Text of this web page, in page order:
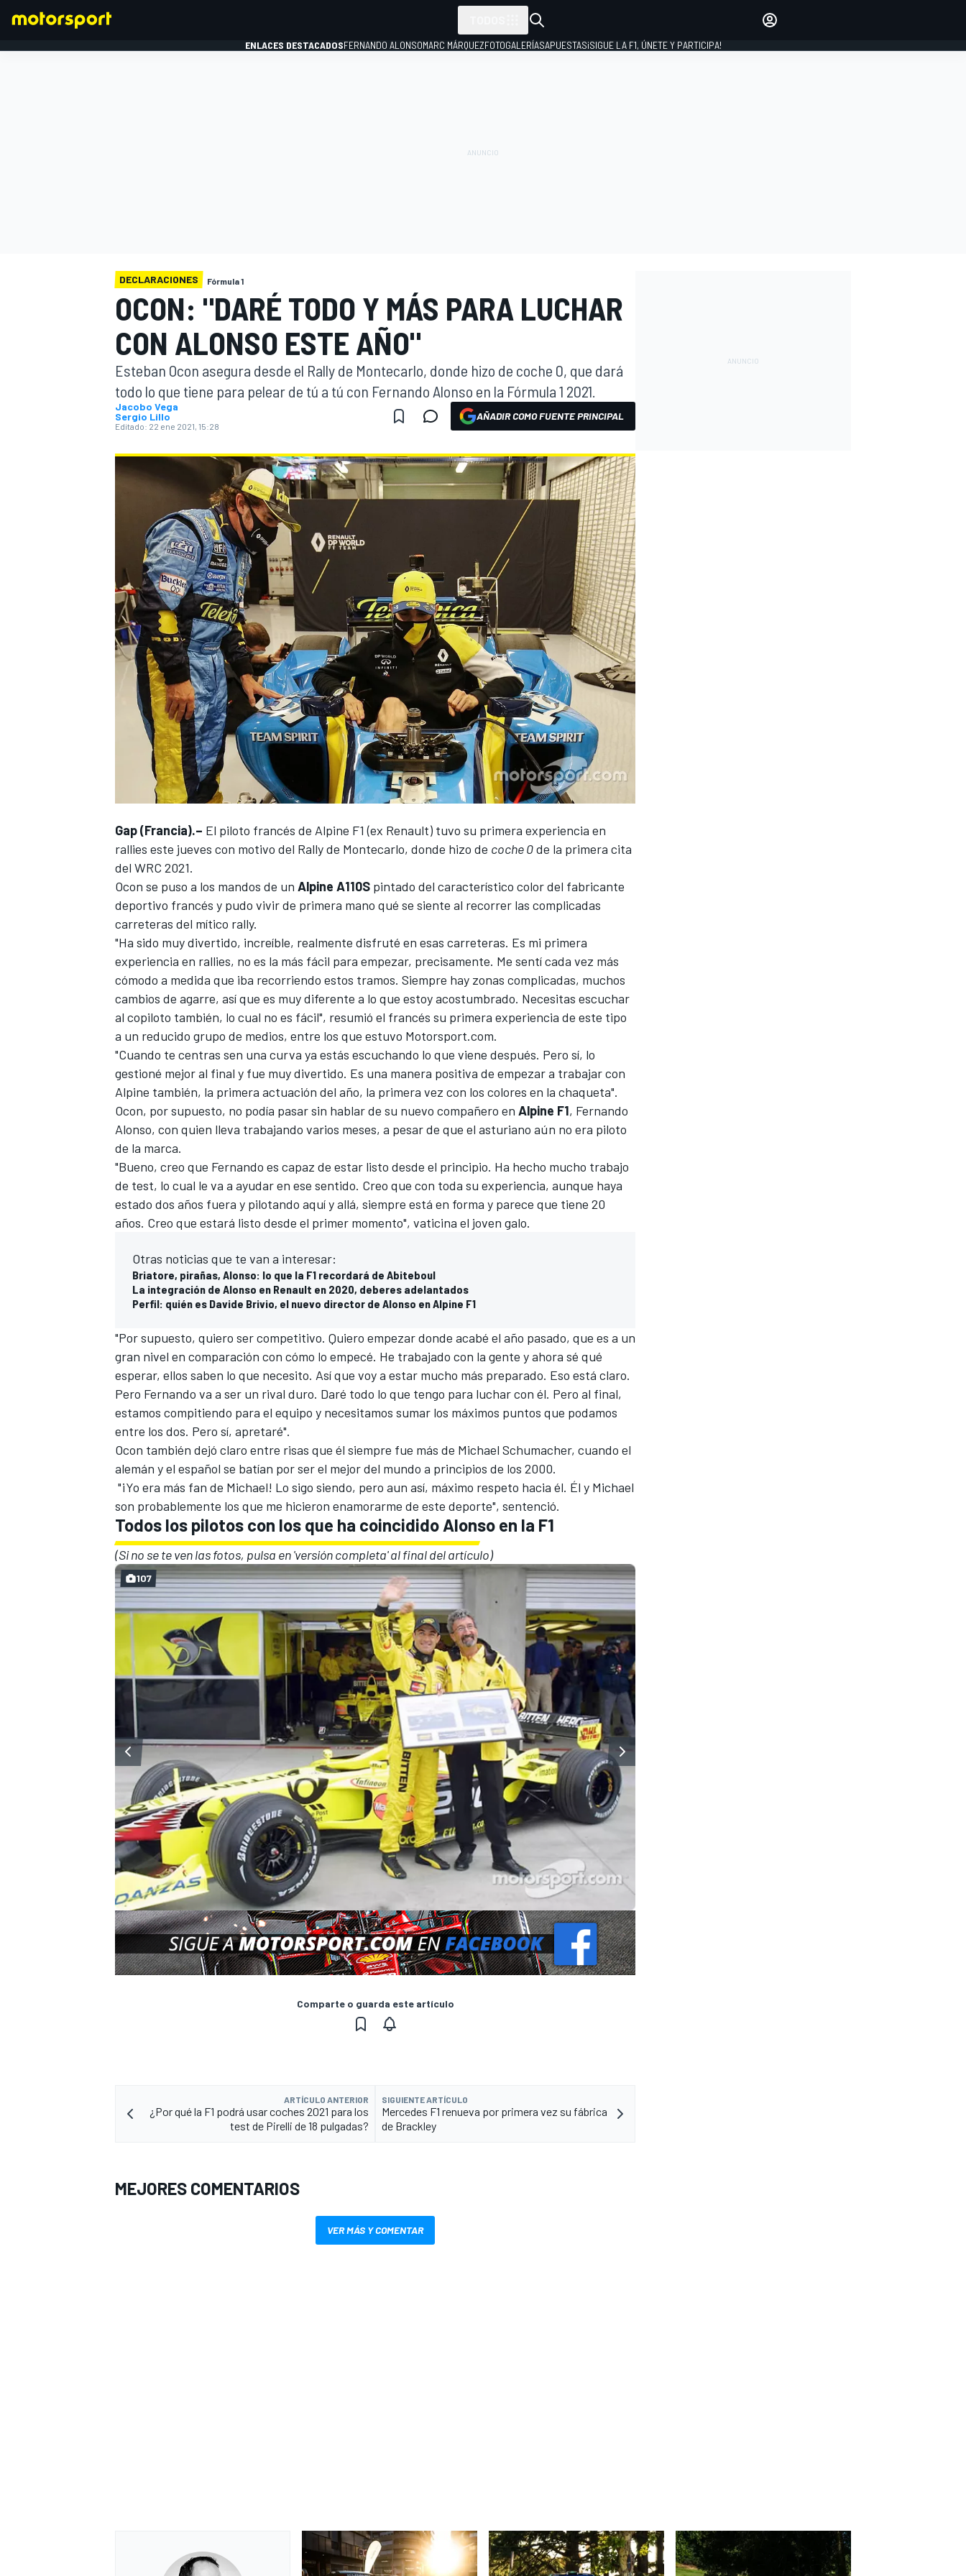
WEC FÓRMULA E
MÁS CATEGORÍAS
ENLACES DESTACADOSFERNANDO ALONSOMARC MÁRQUEZFOTOGALERÍASAPUESTAS¡SIGUE LA F1, ÚNETE Y PARTICIPA!
DECLARACIONES Fórmula 1
OCON: "DARÉ TODO Y MÁS PARA LUCHAR
CON ALONSO ESTE AÑO"
Esteban Ocon asegura desde el Rally de Montecarlo, donde hizo de coche 0, que dará
todo lo que tiene para pelear de tú a tú con Fernando Alonso en la Fórmula 1 2021.
Jacobo Vega
Sergio Lillo
Editado: 22 ene 2021, 15:28
AÑADIR COMO FUENTE PRINCIPAL
Gap (Francia).– El piloto francés de Alpine F1 (ex Renault) tuvo su primera experiencia en
rallies este jueves con motivo del Rally de Montecarlo, donde hizo de coche 0de la primera cita
del WRC 2021.
Ocon se puso a los mandos de un Alpine A110S pintado del característico color del fabricante
deportivo francés y pudo vivir de primera mano qué se siente al recorrer las complicadas
carreteras del mítico rally.
"Ha sido muy divertido, increíble, realmente disfruté en esas carreteras. Es mi primera
experiencia en rallies, no es la más fácil para empezar, precisamente. Me sentí cada vez más
cómodo a medida que iba recorriendo estos tramos. Siempre hay zonas complicadas, muchos
cambios de agarre, así que es muy diferente a lo que estoy acostumbrado. Necesitas escuchar
al copiloto también, lo cual no es fácil", resumió el francés su primera experiencia de este tipo
a un reducido grupo de medios, entre los que estuvo Motorsport.com.
"Cuando te centras sen una curva ya estás escuchando lo que viene después. Pero sí, lo
gestioné mejor al final y fue muy divertido. Es una manera positiva de empezar a trabajar con
Alpine también, la primera actuación del año, la primera vez con los colores en la chaqueta".
Ocon, por supuesto, no podía pasar sin hablar de su nuevo compañero en Alpine F1, Fernando
Alonso, con quien lleva trabajando varios meses, a pesar de que el asturiano aún no era piloto
de la marca.
"Bueno, creo que Fernando es capaz de estar listo desde el principio. Ha hecho mucho trabajo
de test, lo cual le va a ayudar en ese sentido. Creo que con toda su experiencia, aunque haya
estado dos años fuera y pilotando aquí y allá, siempre está en forma y parece que tiene 20
años. Creo que estará listo desde el primer momento", vaticina el joven galo.
Otras noticias que te van a interesar:
Briatore, pirañas, Alonso: lo que la F1 recordará de Abiteboul
La integración de Alonso en Renault en 2020, deberes adelantados
Perfil: quién es Davide Brivio, el nuevo director de Alonso en Alpine F1
"Por supuesto, quiero ser competitivo. Quiero empezar donde acabé el año pasado, que es a un
gran nivel en comparación con cómo lo empecé. He trabajado con la gente y ahora sé qué
esperar, ellos saben lo que necesito. Así que voy a estar mucho más preparado. Eso está claro.
Pero Fernando va a ser un rival duro. Daré todo lo que tengo para luchar con él. Pero al final,
estamos compitiendo para el equipo y necesitamos sumar los máximos puntos que podamos
entre los dos. Pero sí, apretaré".
Ocon también dejó claro entre risas que él siempre fue más de Michael Schumacher, cuando el
alemán y el español se batían por ser el mejor del mundo a principios de los 2000.
"¡Yo era más fan de Michael! Lo sigo siendo, pero aun así, máximo respeto hacia él. Él y Michael
son probablemente los que me hicieron enamorarme de este deporte", sentenció.
Todos los pilotos con los que ha coincidido Alonso en la F1
(Si no se te ven las fotos, pulsa en 'versión completa' al final del artículo)
107
Comparte o guarda este artículo
ARTÍCULO ANTERIOR
¿Por qué la F1 podrá usar coches 2021 para los
test de Pirelli de 18 pulgadas?
SIGUIENTE ARTÍCULO
Mercedes F1 renueva por primera vez su fábrica
de Brackley
MEJORES COMENTARIOS
VER MÁS Y COMENTAR